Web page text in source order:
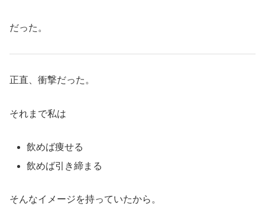
だった。
正直、衝撃だった。
それまで私は
飲めば痩せる
飲めば引き締まる
そんなイメージを持っていたから。